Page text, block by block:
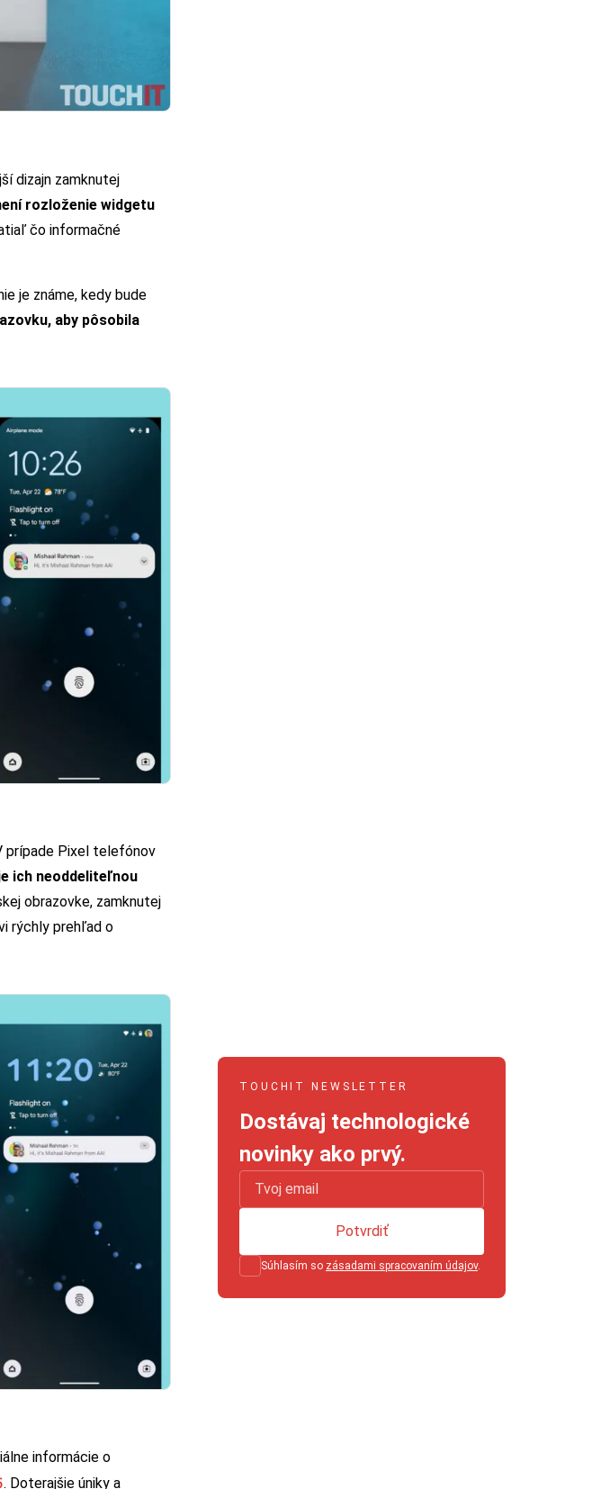
dizajn zamknutej
rozloženie widgetu
čo informačné
je známe, kedy bude
aby pôsobila
prípade Pixel telefónov
ich neoddeliteľnou
obrazovke, zamknutej
rýchly prehľad o
informácie o
. Doterajšie úniky a
TOUCHIT NEWSLETTER
Dostávaj technologické
novinky ako prvý.
Súhlasím so zásadami spracovaním údajov.
Potvrdiť